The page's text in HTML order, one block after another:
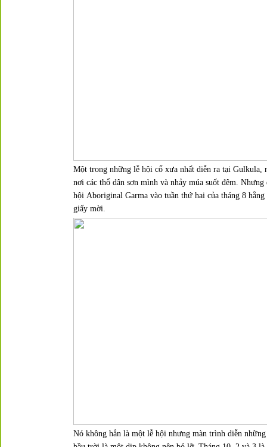
Một trong những lễ hội cổ xưa nhất diễn ra tại Gulkula,
nơi các thổ dân sơn mình và nhảy múa suốt đêm. Nhưng
hội Aboriginal Garmavào tuần thứ hai của tháng 8 hằng
giấy mời.
Nó không hẳn là một lễ hội nhưng màn trình diễn